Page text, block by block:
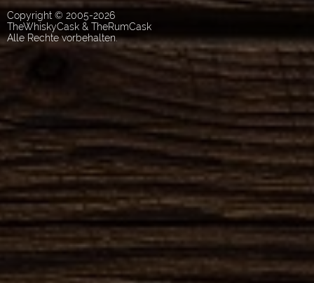
Copyright © 2005-2026
TheWhiskyCask & TheRumCask
Alle Rechte vorbehalten.